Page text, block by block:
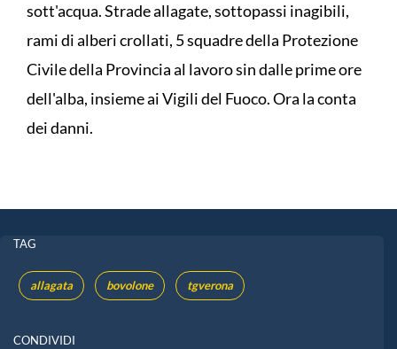
sott'acqua. Strade allagate, sottopassi inagibili,
rami di alberi crollati, 5 squadre della Protezione
Civile della Provincia al lavoro sin dalle prime ore
dell'alba, insieme ai Vigili del Fuoco. Ora la conta
dei danni.
TAG
allagata bovolone tgverona
CONDIVIDI